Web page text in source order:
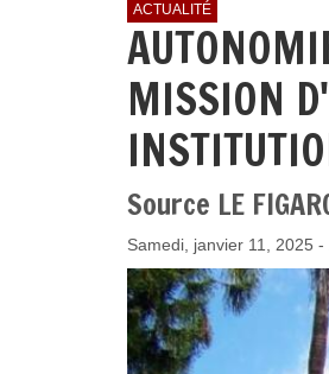
ACTUALITÉ
MISSION
Source LE
Samedi, janvier 11, 2025 -